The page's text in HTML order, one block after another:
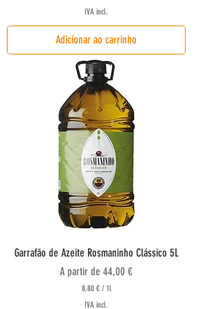
,
9
0
€
p
r
1
i
t
r
o
IVA incl.
Adicionar ao carrinho
Garrafão de Azeite Rosmaninho Clássico 5L
A partir de 44,00 €
Preço promocional
8,80 € / 1l
IVA incl.